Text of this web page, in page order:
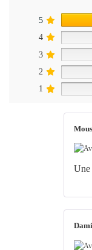
5
4
3
2
1
Une